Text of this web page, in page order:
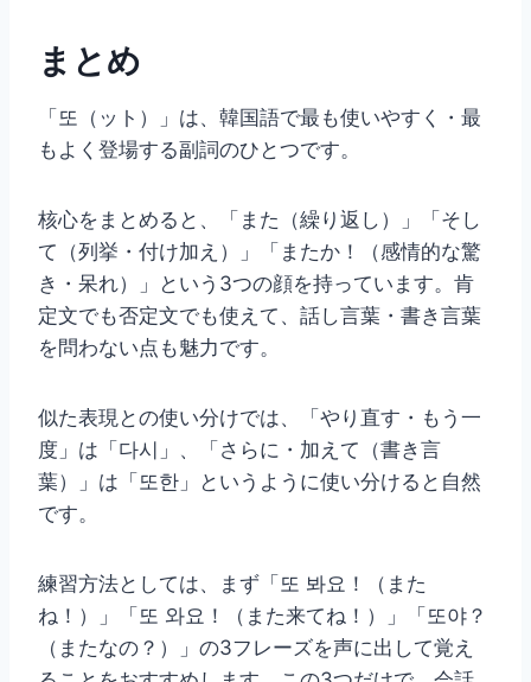
まとめ
「또（ット）」は、韓国語で最も使いやすく・最
もよく登場する副詞のひとつです。
核心をまとめると、「また（繰り返し）」「そし
て（列挙・付け加え）」「またか！（感情的な驚
き・呆れ）」という3つの顔を持っています。肯
定文でも否定文でも使えて、話し言葉・書き言葉
を問わない点も魅力です。
似た表現との使い分けでは、「やり直す・もう一
度」は「다시」、「さらに・加えて（書き言
葉）」は「또한」というように使い分けると自然
です。
練習方法としては、まず「또 봐요！（また
ね！）」「또 와요！（また来てね！）」「또야？
（またなの？）」の3フレーズを声に出して覚え